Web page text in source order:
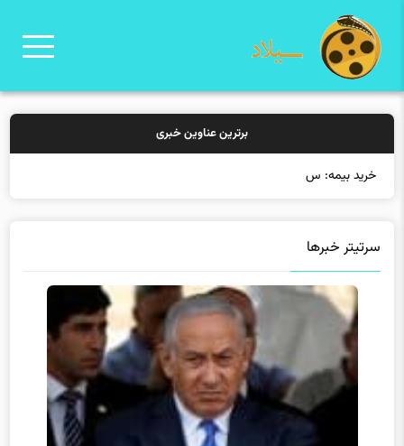
برترین عناوین خبری
خرید بیمه: سنتی یا آ
سرتیتر خبرها